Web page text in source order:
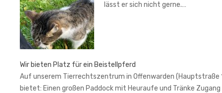
lässt er sich nicht gerne.…
Wir bieten Platz für ein Beistellpferd
Auf unserem Tierrechtszentrum in Offenwarden
bietet: Einen großen Paddock mit Heuraufe und Tränke